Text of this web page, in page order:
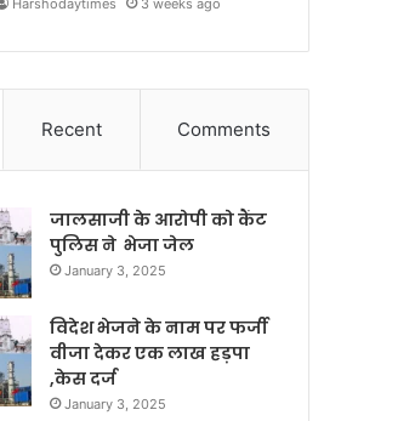
Harshodaytimes 3 weeks ago
Recent Comments
जालसाजी के आरोपी को कैंट
पुलिस ने भेजा जेल
January 3, 2025
विदेश भेजने के नाम पर फर्जी
वीजा देकर एक लाख हड़पा
,केस दर्ज
January 3, 2025